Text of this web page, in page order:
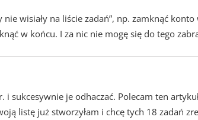
wisiały na liście zadań”, np. zamknąć konto
w końcu. I za nic nie mogę się do tego
sukcesywnie je odhaczać. Polecam ten
listę już stworzyłam i chcę tych 18 zadań